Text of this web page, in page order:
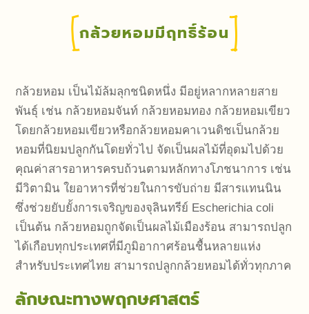
กล้วยหอมมีฤทธิ์ร้อน
กล้วยหอม เป็นไม้ล้มลุกชนิดหนึ่ง มีอยู่หลากหลายสาย
พันธุ์ เช่น กล้วยหอมจันท์ กล้วยหอมทอง กล้วยหอมเขียว
โดยกล้วยหอมเขียวหรือกล้วยหอมคาเวนดิชเป็นกล้วย
หอมที่นิยมปลูกกันโดยทั่วไป จัดเป็นผลไม้ที่อุดมไปด้วย
คุณค่าสารอาหารครบถ้วนตามหลักทางโภชนาการ เช่น
มีวิตามิน ใยอาหารที่ช่วยในการขับถ่าย มีสารแทนนิน
ซึ่งช่วยยับยั้งการเจริญของจุลินทรีย์ Escherichia coli
เป็นต้น กล้วยหอมถูกจัดเป็นผลไม้เมืองร้อน สามารถปลูก
ได้เกือบทุกประเทศที่มีภูมิอากาศร้อนชื้นหลายแห่ง
สำหรับประเทศไทย สามารถปลูกกล้วยหอมได้ทั่วทุกภาค
ลักษณะทางพฤกษศาสตร์